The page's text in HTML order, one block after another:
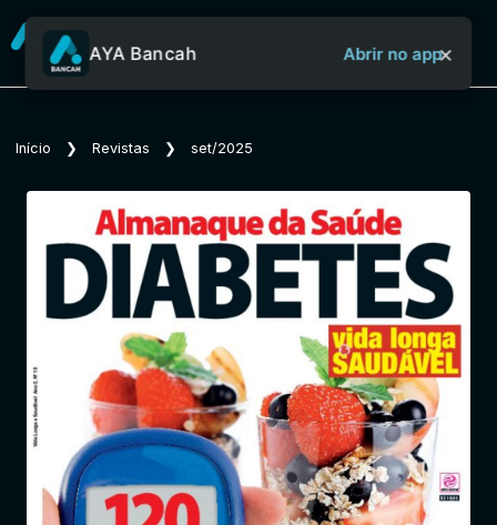
Sobre o Aya Bancah
Início
Jornais
Notícias
AYA Bancah Abrir no app×
Início ❯ Revistas ❯ set/2025